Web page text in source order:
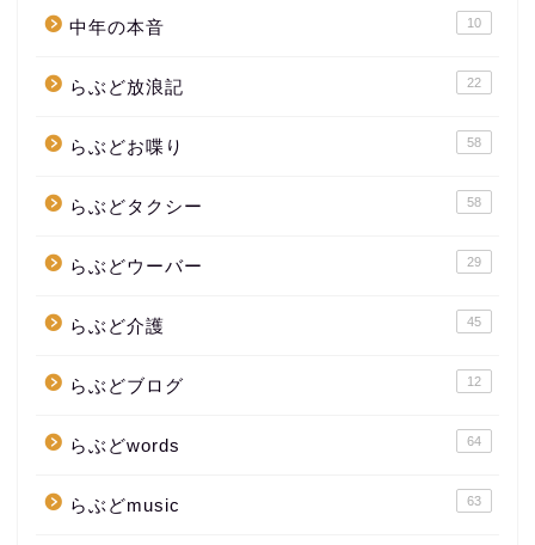
中年の本音 10
らぶど放浪記 22
らぶどお喋り 58
らぶどタクシー 58
らぶどウーバー 29
らぶど介護 45
らぶどブログ 12
らぶどwords 64
らぶどmusic 63